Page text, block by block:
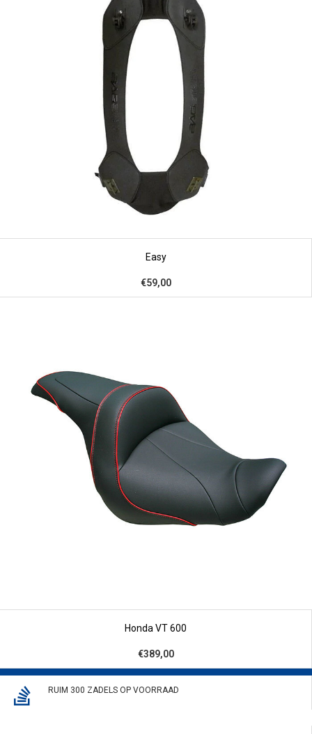
Easy
€59,00
Honda VT 600
€389,00
RUIM 300 ZADELS OP VOORRAAD